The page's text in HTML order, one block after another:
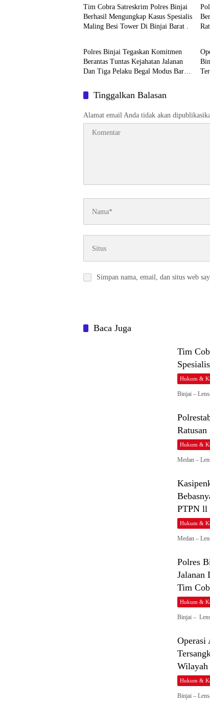
Tim Cobra Satreskrim Polres Binjai
Berhasil Mengungkap Kasus Spesialis
Maling Besi Tower Di Binjai Barat .
Hukum & Kriminal
Polres Binjai Tegaskan Komitmen
Berantas Tuntas Kejahatan Jalanan
Dan Tiga Pelaku Begal Modus Baru
Tinggalkan Balasan
Alamat email Anda tidak akan
Simpan nama, email, dan situs web
Baca Juga
Tim
Hukum &
Binjai –
Hukum &
Medan –
PTPN ll
Hukum &
Medan –
Polres
Jalanan
Tim
Hukum &
Binjai –
Operasi
Hukum &
Binjai –